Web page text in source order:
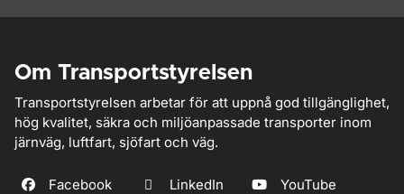
Om Transportstyrelsen
Transportstyrelsen arbetar för att uppnå god tillgänglighet,
hög kvalitet, säkra och miljöanpassade transporter inom
järnväg, luftfart, sjöfart och väg.
Facebook LinkedIn YouTube